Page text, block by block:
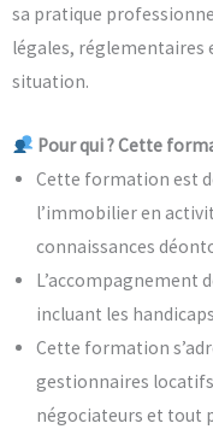
sa pratique
légales, réglementaires
situation.
Pour qui ? Cette
Cette formation est
l’immobilier en
connaissances
L’accompagnement
incluant les
Cette formation
gestionnaires
négociateurs et tout